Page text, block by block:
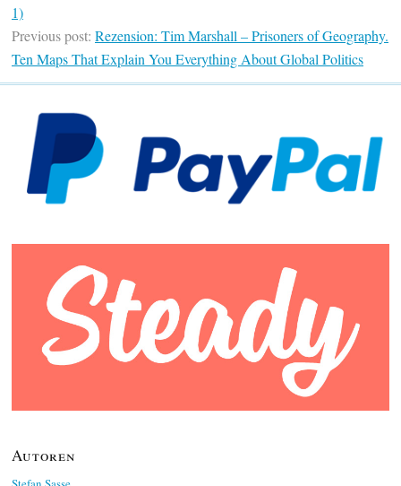
1)
Previous post: Rezension: Tim Marshall – Prisoners of Geography.
Ten Maps That Explain You Everything About Global Politics
Autoren